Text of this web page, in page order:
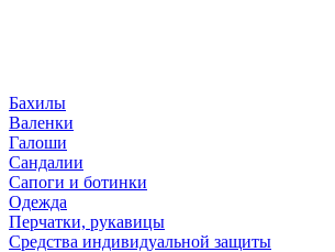
Бахилы
Валенки
Галоши
Сандалии
Сапоги и ботинки
Одежда
Перчатки, рукавицы
Средства индивидуальной защиты